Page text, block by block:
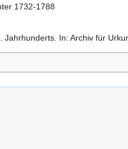
1732-1788
Jahrhunderts. In: Archiv für